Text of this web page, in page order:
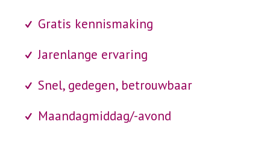
Gratis kennismaking
Jarenlange ervaring
Snel, gedegen, betrouwbaar
Maandagmiddag/-avond